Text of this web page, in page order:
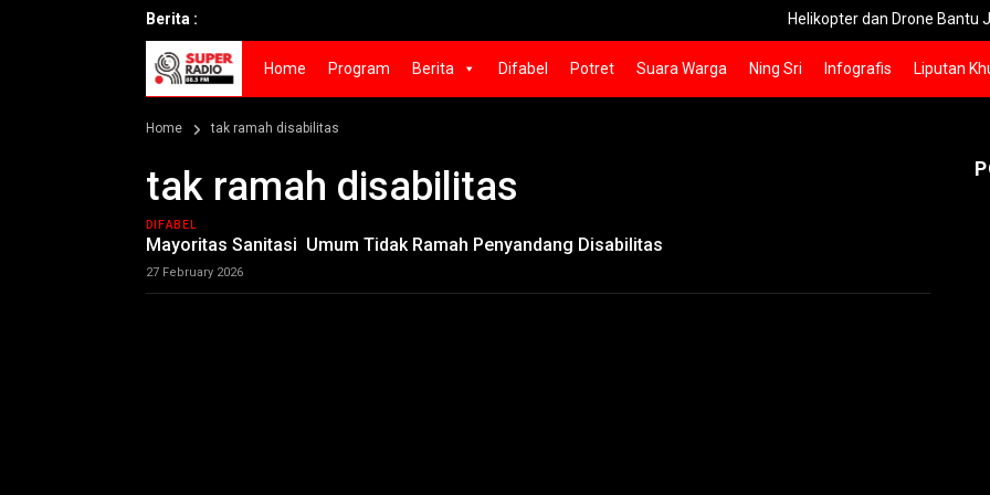
Berita : Helikopter dan Drone Bantu Jinakkan
Home Program Berita Difabel Potret Suara Warga Ning Sri Infografis Liputan
Home tak ramah disabilitas
tak ramah disabilitas
DIFABEL
Mayoritas Sanitasi Umum Tidak Ramah Penyandang Disabilitas
27 February 2026